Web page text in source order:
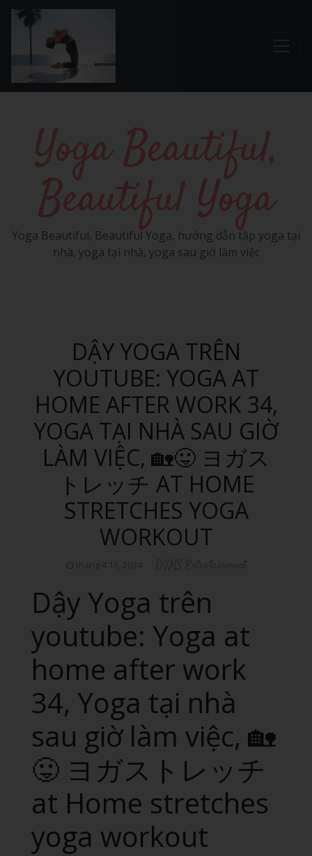
Chuyển đến nội dung chính
Yoga Beautiful,
Beautiful Yoga
Yoga Beautiful, Beautiful Yoga, hướng dẫn tập yoga tại
nhà, yoga tại nhà, yoga sau giờ làm việc
DẬY YOGA TRÊN
YOUTUBE: YOGA AT
HOME AFTER WORK 34,
YOGA TẠI NHÀ SAU GIỜ
LÀM VIỆC, 🏡😛 ヨガス
トレッチ AT HOME
STRETCHES YOGA
WORKOUT
Dậy Yoga trên
youtube: Yoga at
home after work
34, Yoga tại nhà
sau giờ làm việc, 🏡
😛 ヨガストレッチ
at Home stretches
yoga workout